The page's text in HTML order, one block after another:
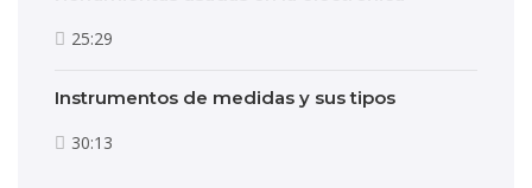
25:29
Instrumentos de medidas y sus tipos
30:13